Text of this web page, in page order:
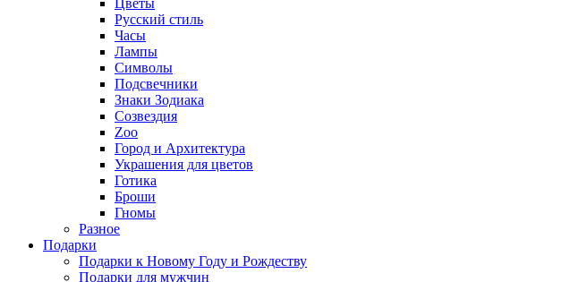
Русский стиль
Часы
Лампы
Символы
Подсвечники
Знаки Зодиака
Созвездия
Zoo
Город и Архитектура
Украшения для цветов
Готика
Броши
Гномы
Разное
Подарки
Подарки к Новому Году и Рождеству
Подарки для мужчин